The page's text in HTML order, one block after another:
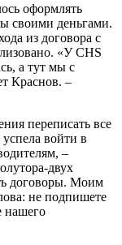
оформлять
своими деньгами.
из договора с
«У CHS
а тут мы с
Краснов. –
переписать все
войти в
–
двух
договоры. Моим
не подпишете
нашего